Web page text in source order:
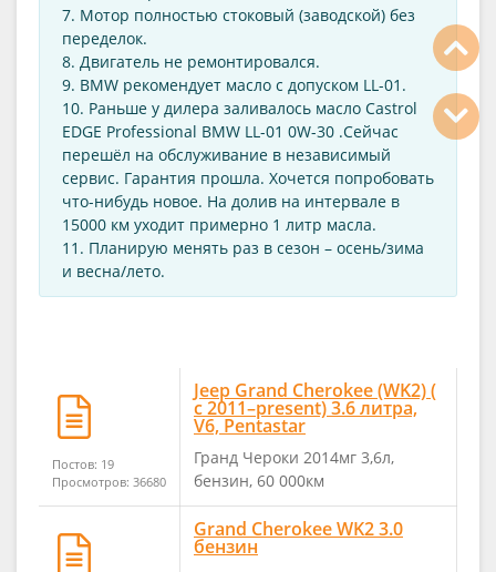
7. Мотор полностью стоковый (заводской) без
переделок.
8. Двигатель не ремонтировался.
9. BMW рекомендует масло с допуском LL-01.
10. Раньше у дилера заливалось масло Castrol
EDGE Professional BMW LL-01 0W-30 .Сейчас
перешёл на обслуживание в независимый
сервис. Гарантия прошла. Хочется попробовать
что-нибудь новое. На долив на интервале в
15000 км уходит примерно 1 литр масла.
11. Планирую менять раз в сезон – осень/зима
и весна/лето.
Постов: 19
Просмотров: 36680
Jeep Grand Cherokee (WK2) (
с 2011–present) 3.6 литра,
V6, Pentastar
Гранд Чероки 2014мг 3,6л,
бензин, 60 000км
Grand Cherokee WK2 3.0
бензин